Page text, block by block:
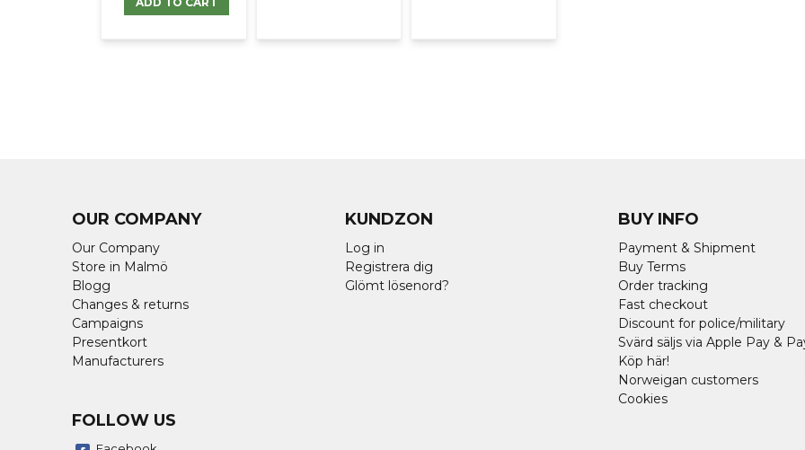
OUR COMPANY
Our Company
Store in Malmö
Blogg
Changes & returns
Campaigns
Presentkort
Manufacturers
KUNDZON
Log in
Registrera dig
Glömt lösenord?
BUY INFO
Payment & Shipment
Buy Terms
Order tracking
Fast checkout
Discount for police/military
Svärd säljs via Apple Pay &
Köp här!
Norweigan customers
Cookies
FOLLOW US